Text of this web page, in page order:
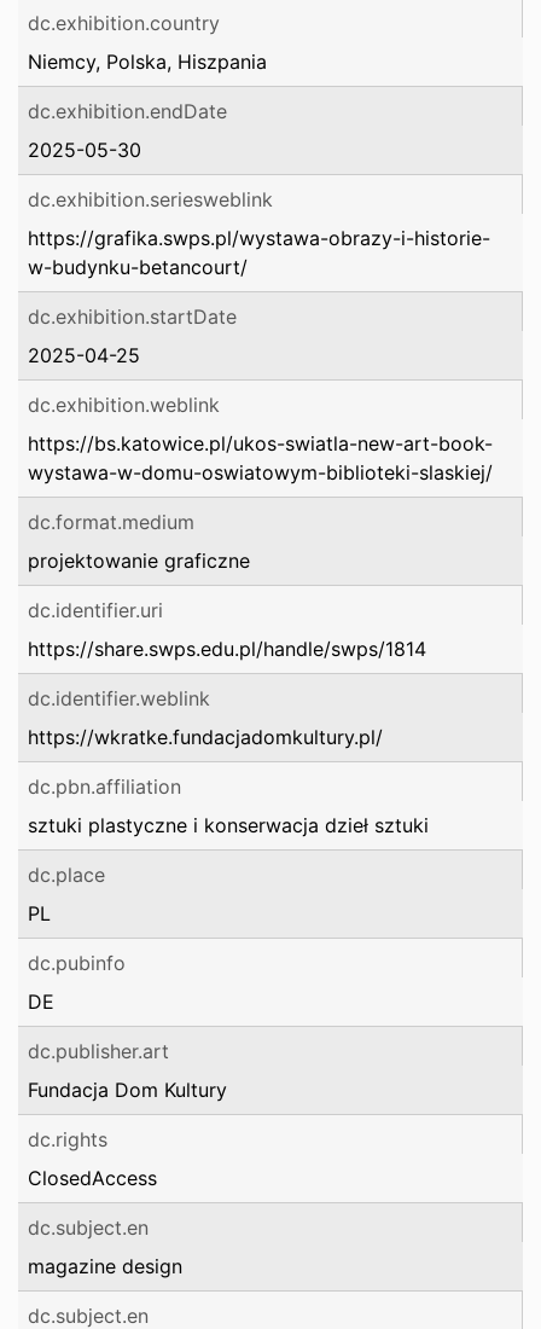
dc.exhibition.country
Niemcy, Polska, Hiszpania
dc.exhibition.endDate
2025-05-30
dc.exhibition.seriesweblink
https://grafika.swps.pl/wystawa-obrazy-i-historie-
w-budynku-betancourt/
dc.exhibition.startDate
2025-04-25
dc.exhibition.weblink
https://bs.katowice.pl/ukos-swiatla-new-art-book-
wystawa-w-domu-oswiatowym-biblioteki-slaskiej/
dc.format.medium
projektowanie graficzne
dc.identifier.uri
https://share.swps.edu.pl/handle/swps/1814
dc.identifier.weblink
https://wkratke.fundacjadomkultury.pl/
dc.pbn.affiliation
sztuki plastyczne i konserwacja dzieł sztuki
dc.place
PL
dc.pubinfo
DE
dc.publisher.art
Fundacja Dom Kultury
dc.rights
ClosedAccess
dc.subject.en
magazine design
dc.subject.en